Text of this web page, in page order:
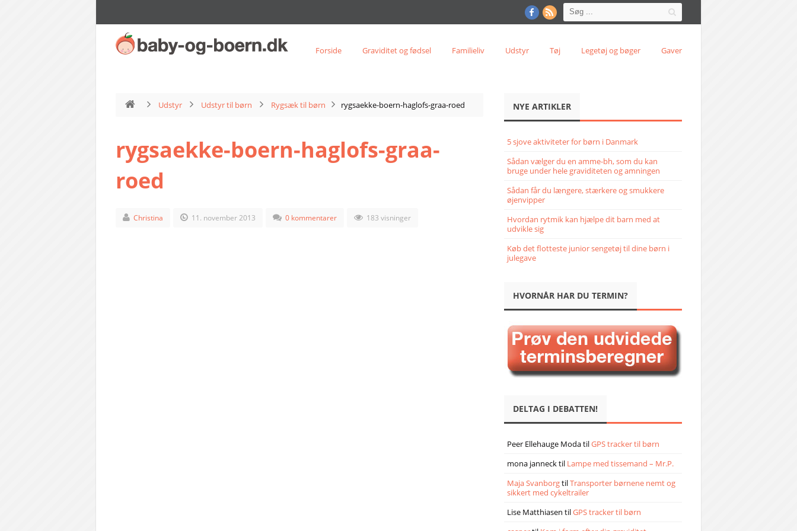
Forside Graviditet og fødsel Familieliv Udstyr Tøj Legetøj og bøger Gaver
Udstyr Udstyr til børn Rygsæk til børn rygsaekke-boern-haglofs-graa-roed
rygsaekke-boern-haglofs-graa-
roed
Christina 11. november 2013 0 kommentarer 183 visninger
NYE ARTIKLER
5 sjove aktiviteter for børn i Danmark
Sådan vælger du en amme-bh, som du kan
bruge under hele graviditeten og amningen
Sådan får du længere, stærkere og smukkere
øjenvipper
Hvordan rytmik kan hjælpe dit barn med at
udvikle sig
Køb det flotteste junior sengetøj til dine børn i
julegave
HVORNÅR HAR DU TERMIN?
DELTAG I DEBATTEN!
Peer Ellehauge ModatilGPS tracker til børn
mona jannecktil Lampe med tissemand – Mr.P.
Maja SvanborgtilTransporter børnene nemt og
sikkert med cykeltrailer
Lise Matthiasen tilGPS tracker til børn